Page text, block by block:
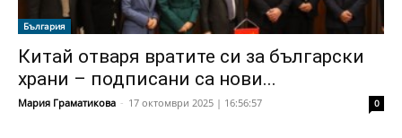
България
Китай отваря вратите си за български
храни – подписани са нови...
Мария Граматикова - 17 октомври 2025 | 16:56:57 0